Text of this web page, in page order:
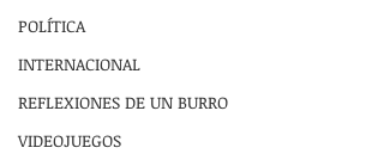
POLÍTICA
INTERNACIONAL
REFLEXIONES DE UN BURRO
VIDEOJUEGOS